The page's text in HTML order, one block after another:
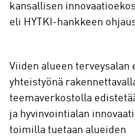
kansallisen
eli HYTKI-hankkeen
Viiden alueen terveysalan
yhteistyönä
teemaverkostolla
ja hyvinvointialan
toimilla tuetaan alueiden